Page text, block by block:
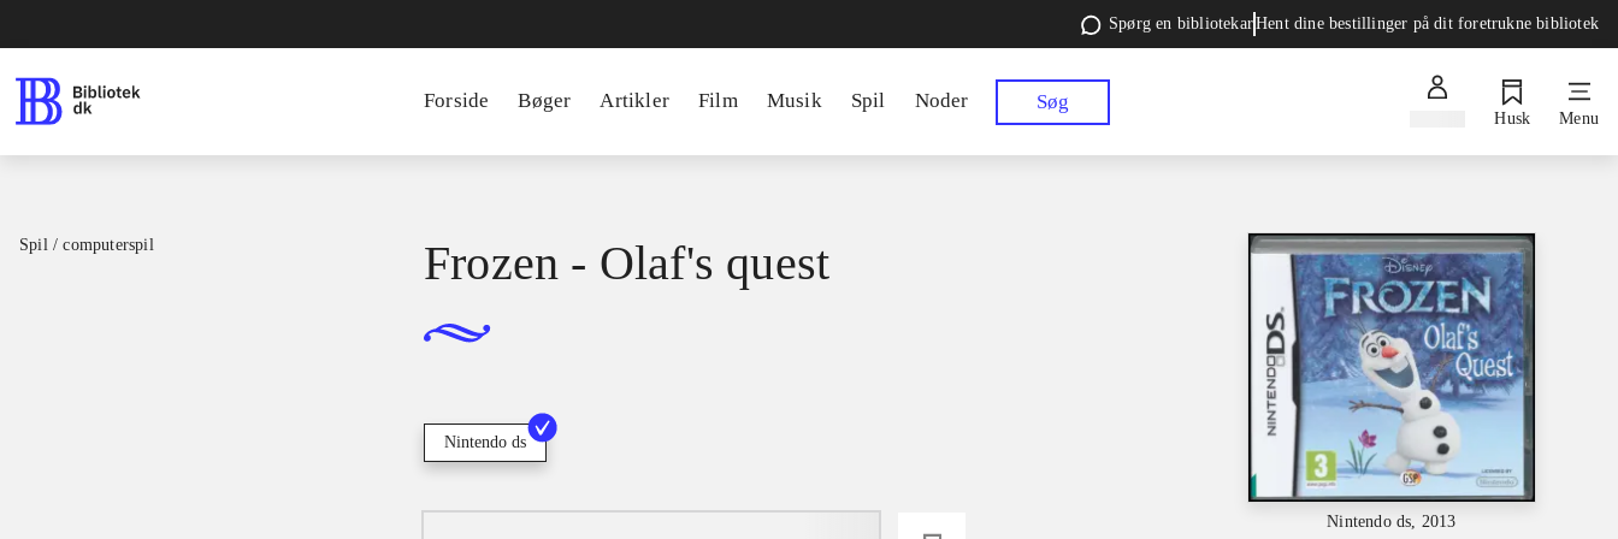
Spørg en bibliotekarHent dine bestillinger på dit foretrukne bibliotek
Forside Bøger Artikler Film Musik Spil Noder Søg
Husk Menu
Spil / computerspil
Nintendo ds, 2013
Frozen - Olaf's quest
Nintendo ds